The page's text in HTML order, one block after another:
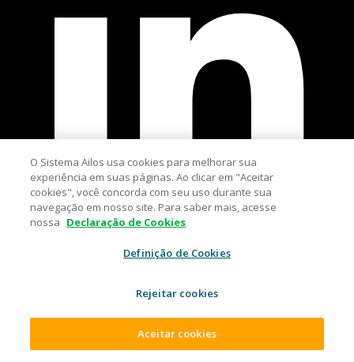
O Sistema Ailos usa cookies para melhorar sua
experiência em suas páginas. Ao clicar em "Aceitar
cookies", você concorda com seu uso durante sua
navegação em nosso site. Para saber mais, acesse
nossa Declaração de Cookies
Definição de Cookies
Rejeitar cookies
Aceitar cookies